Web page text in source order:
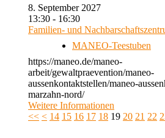
8. September 2027
13:30 - 16:30
Familien- und
MANEO-Teestuben
https://maneo.de/maneo-
arbeit/gewaltpraevention/maneo-
aussenkontaktstellen/maneo-
marzahn-nord/
Weitere Informationen
<< < 14 15 16 17 18 19 20 21 22